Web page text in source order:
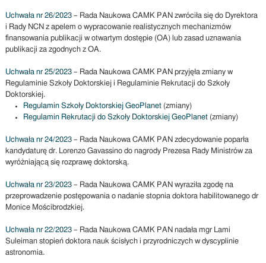
Uchwała nr 26/2023– Rada Naukowa CAMK PAN zwróciła się do Dyrektora
i Rady NCN z apelem o wypracowanie realistycznych mechanizmów
finansowania publikacji w otwartym dostępie (OA) lub zasad uznawania
publikacji za zgodnych z OA.
Uchwała nr 25/2023– Rada Naukowa CAMK PAN przyjęła zmiany w
Regulaminie Szkoły Doktorskiej i Regulaminie Rekrutacji do Szkoły
Doktorskiej.
Regulamin Szkoły Doktorskiej GeoPlanet(zmiany)
Regulamin Rekrutacji do Szkoły Doktorskiej GeoPlanet(zmiany)
Uchwała nr 24/2023– Rada Naukowa CAMK PAN zdecydowanie poparła
kandydaturę dr. Lorenzo Gavassino do nagrody Prezesa Rady Ministrów za
wyróżniającą się rozprawę doktorską.
Uchwała nr 23/2023– Rada Naukowa CAMK PAN wyraziła zgodę na
przeprowadzenie postępowania o nadanie stopnia doktora habilitowanego dr
Monice Mościbrodzkiej.
Uchwała nr 22/2023– Rada Naukowa CAMK PAN nadała mgr Lami
Suleiman stopień doktora nauk ścisłych i przyrodniczych w dyscyplinie
astronomia.